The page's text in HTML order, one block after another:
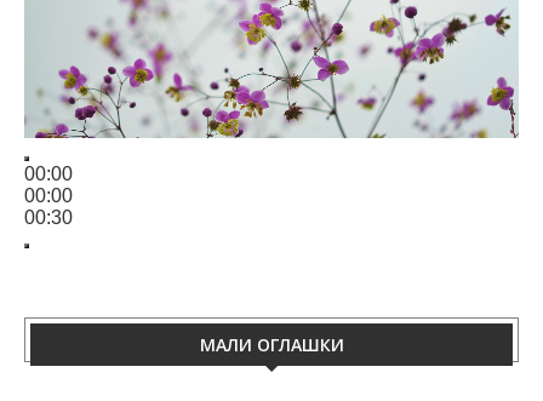
00:00
00:00
00:30
МАЛИ ОГЛАШКИ